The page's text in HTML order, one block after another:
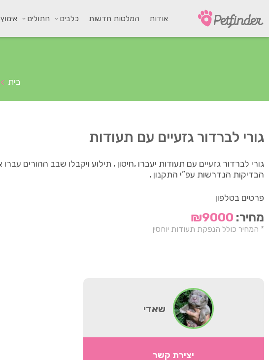
אודות המלטות חדשות כלבים חתולים אימוץ
בית >
גורי לברדור גזעיים עם תעודות
גורי לברדור גזעיים עם תעודות יעברו ,חיסון , תילוע ויקבלו שבב ההורים
הבדיקות הנדרשות עפ”י התקנון ,
פרטים בטלפון
מחיר: ₪9000
* המחיר כולל הנפקת תעודות יוחסין
שאדי
יצירת קשר